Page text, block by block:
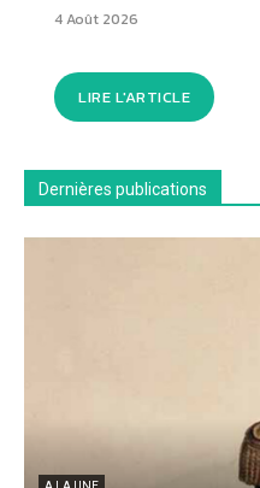
4 Août 2026
LIRE L'ARTICLE
Dernières publications